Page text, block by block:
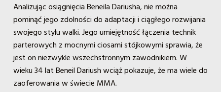
Analizując osiągnięcia Beneila Dariusha, nie można
pominąć jego zdolności do adaptacji i ciągłego rozwijania
swojego stylu walki. Jego umiejętność łączenia technik
parterowych z mocnymi ciosami stójkowymi sprawia, że
jest on niezwykle wszechstronnym zawodnikiem. W
wieku 34 lat Beneil Dariush wciąż pokazuje, że ma wiele do
zaoferowania w świecie MMA.